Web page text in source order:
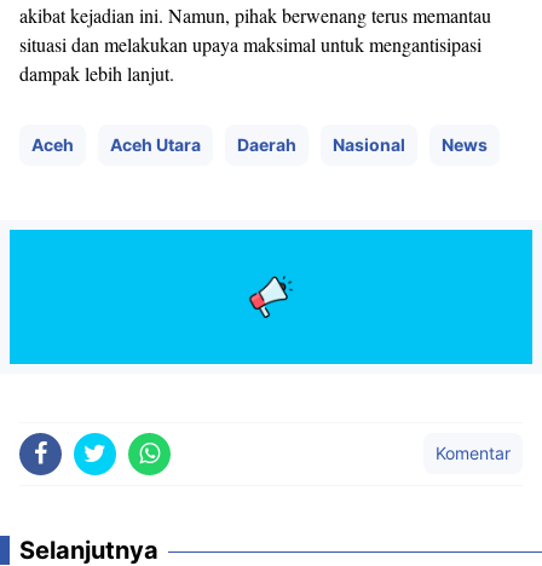
akibat kejadian ini. Namun, pihak berwenang terus memantau
situasi dan melakukan upaya maksimal untuk mengantisipasi
dampak lebih lanjut.
Aceh Aceh Utara Daerah Nasional News
Komentar
Selanjutnya